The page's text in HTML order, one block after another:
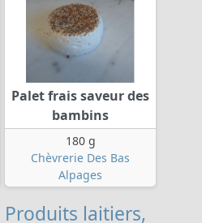
Palet frais saveur des
bambins
180 g
Chèvrerie Des Bas
Alpages
laitiers,